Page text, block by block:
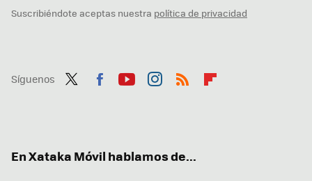
Suscribiéndote aceptas nuestra política de privacidad
Síguenos
En Xataka Móvil hablamos de...